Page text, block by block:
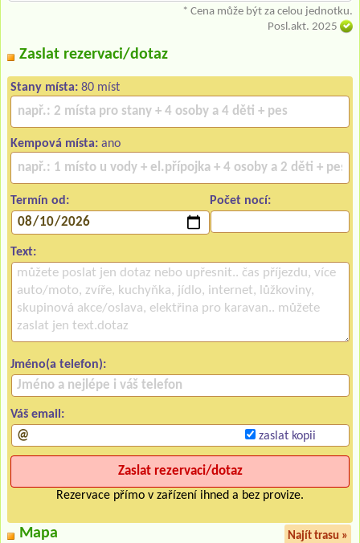
* Cena může být za celou jednotku.
Posl.akt. 2025
Zaslat rezervaci/dotaz
Stany místa: 80 míst
Kempová místa: ano
Termín od: Počet nocí:
Text:
Jméno(a telefon):
Váš email:
zaslat kopii
Rezervace přímo v zařízení ihned a bez provize.
Mapa Najít trasu »